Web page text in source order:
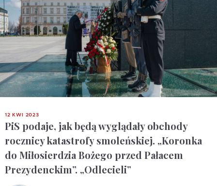
12 KWI 2023
PiS podaje, jak będą wyglądały obchody
rocznicy katastrofy smoleńskiej. „Koronka
do Miłosierdzia Bożego przed Pałacem
Prezydenckim”. „Odlecieli”